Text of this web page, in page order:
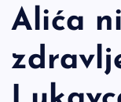
Alića